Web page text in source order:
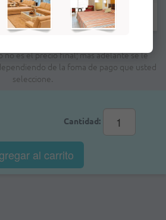
con * son obligatorios.
no es el precio final; mas adelante se le
de la foma de pago que usted
seleccione.
Cantidad:
al carrito